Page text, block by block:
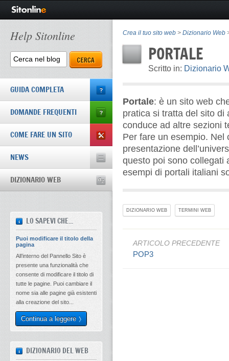
Crea il tuo sito web > Dizionario Web
PORTALE
Scritto in: Dizionario
Portale: è un sito web
pratica si tratta del sito di
conduce ad altre sezioni
Per fare un esempio. Nel
presentazione
questo poi sono collegati
esempi di portali italiani
DIZIONARIO WEB TERMINI WEB
ARTICOLO PRECEDENTE
POP3
Help Sitonline
GUIDA COMPLETA
DOMANDE FREQUENTI
COME FARE UN SITO
NEWS
DIZIONARIO WEB
LO SAPEVI CHE...
Puoi modificare il titolo della
pagina
All’interno del Pannello Sito è
presente una funzionalità che
consente di modificare il titolo di
tutte le pagine. Puoi cambiare il
nome sia alle pagine già esistenti
alla creazione del sito...
Continua a leggere
DIZIONARIO DEL WEB